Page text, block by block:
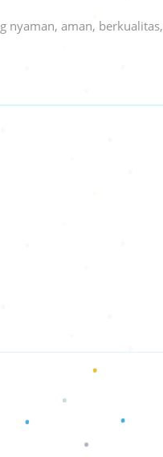
nyaman, aman, berkualitas,